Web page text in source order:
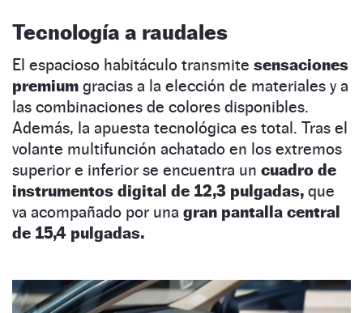
Tecnología a raudales
El espacioso habitáculo transmite sensaciones
premium gracias a la elección de materiales y a
las combinaciones de colores disponibles.
Además, la apuesta tecnológica es total. Tras el
volante multifunción achatado en los extremos
superior e inferior se encuentra un cuadro de
instrumentos digital de 12,3 pulgadas, que
va acompañado por una gran pantalla central
de 15,4 pulgadas.